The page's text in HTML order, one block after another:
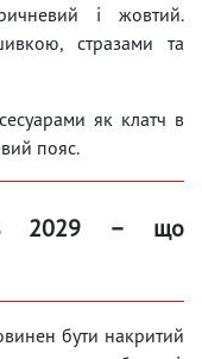
і жовтий.
стразами та
як клатч в
пояс.
2029 – що
бути накритий